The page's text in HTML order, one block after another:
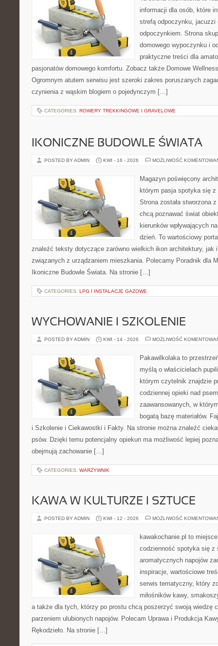
informacji dla osób, które
strefą odpoczynku, jacuzzi
odpoczynkiem. Strona
domowego wypoczynku i
praktyczne treści dla
pasjonatów domowego komfortu. Zobacz także Domowe
Ogromnym atutem serwisu jest szeroki zakres poruszanych
czynienia z wąskim blogiem o pojedynczym […]
CATEGORIES: ROWERY TREKKINGOWE I GRAVELOWE
IKONICZNE BUDOWLE ŚWIATA
POSTED BY ADMIN KWI - 16 - 2026 MOŻLIWOŚĆ
Magazyn poświęcony
którym pasja spotyka się
Strona została stworzona
chcą poznawać świat
kierunków wpływających
dzień. To wartościowy
znaleźć teksty dotyczące zarówno wielkich ikon architektury, jak
związanych z urządzaniem mieszkania. Polecamy Poradnik dla
Ikoniczne Budowle Świata. Na stronie […]
CATEGORIES: LPG I INSTALACJE GAZOWE
WYCHOWANIE I SZKOLENIE
POSTED BY ADMIN KWI - 14 - 2026 MOŻLIWOŚĆ
Pakawilkolaka to
myślą o właścicielach
którym czytelnik znajdzie
codziennej opieki nad
zaawansowanych, w
bogatą bazę materiałów.
i Szkolenie i Ciekawostki i Fakty. Na stronie można znaleźć
psów. Dzięki temu potencjalny opiekun ma możliwość lepiej
obejmują zachowanie […]
CATEGORIES: WARZYWNIK
KAWA W KULTURZE I SZTUCE
POSTED BY ADMIN KWI - 12 - 2026 MOŻLIWOŚĆ
kawakochanie.pl to
codzienność spotyka się z
aromatycznych napojów
inspiracje, wartościowe
serwis tematyczny, który
miłośników kawy,
a także dla tych, którzy po prostu chcą poszerzyć swoją wiedzę
parzeniem ulubionych napojów. Polecam Uprawa i Produkcja
Rękodzieło. Na stronie […]